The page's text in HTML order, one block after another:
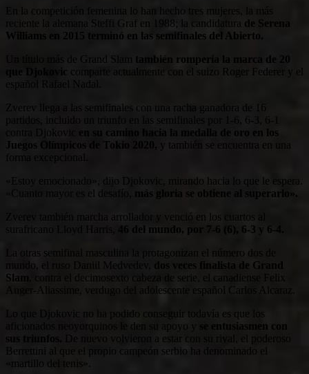
En la competición femenina lo han hecho tres mujeres, la más
reciente la alemana Steffi Graf en 1988; la candidatura de Serena
Williams en 2015 terminó en las semifinales del Abierto.
Un título más de Grand Slam
también rompería la marca de 20
comparte actualmente con el suizo Roger Federer y el
español Rafael Nadal.
Zverev llega a las semifinales con una racha ganadora de 16
partidos, incluido un triunfo en las semifinales por 1-6, 6-3, 6-1
contra Djokovic
en su camino hacia la medalla de oro en los
Juegos Olímpicos de Tokio 2020,
y también se encuentra en una
forma excepcional.
«Estoy emocionado», dijo Djokovic, mirando hacia lo que le espera.
«Cuanto mayor es el desafío,
más gloria se obtiene al superarlo».
Zverev también marcha arrollador y venció en los cuartos al
surafricano Lloyd Harris,
46 del mundo, por 7-6 (6), 6-3 y 6-4.
La otras semifinal masculina la protagonizan el número dos de
mundo, el ruso Daniil Medvedev,
dos veces finalista de Grand
Slam
, contra el decimosexto cabeza de serie, el canadiense Felix
Auger-Aliassime, verdugo del adolescente español Carlos Alcaraz.
Lo que Djokovic no ha podido conseguir todavía es que los
aficionados neoyorquinos le den su apoyo y
se entusiasmen con
sus triunfos.
De nuevo volvieron a estar con su rival, el poderoso
Berrettini al que el propio campeón serbio ha denominado el
«martillo del tenis».